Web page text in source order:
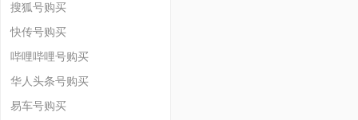
搜狐号购买
快传号购买
哔哩哔哩号购买
华人头条号购买
易车号购买